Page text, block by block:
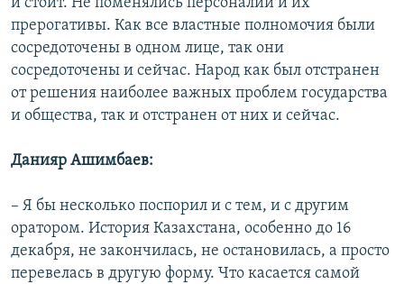
прерогативы. Как все властные полномочия были
сосредоточены в одном лице, так они
сосредоточены и сейчас. Народ как был отстранен
от решения наиболее важных проблем государства
и общества, так и отстранен от них и сейчас.
Данияр Ашимбаев:
– Я бы несколько поспорил и с тем, и с другим
оратором. История Казахстана, особенно до 16
декабря, не закончилась, не остановилась, а просто
перевелась в другую форму. Что касается самой